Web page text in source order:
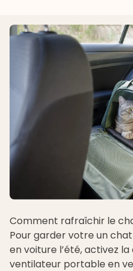
Comment rafraîchir le
Pour garder votre un
en voiture l’été, activez
ventilateur portable en